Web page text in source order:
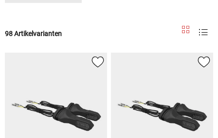
98 Artikelvarianten